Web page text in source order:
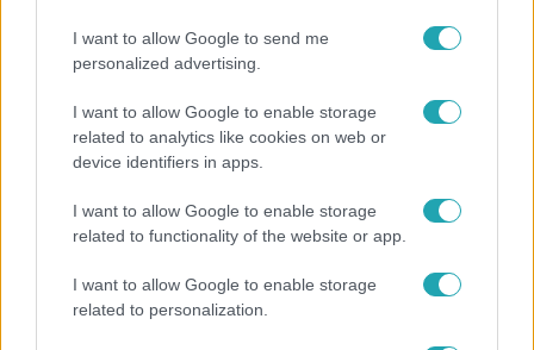
I want to allow Google to send me
personalized advertising.
I want to allow Google to enable storage
related to analytics like cookies on web or
device identifiers in apps.
I want to allow Google to enable storage
related to functionality of the website or app.
I want to allow Google to enable storage
related to personalization.
ahol egyetlen játszótér jelenti a nyári szünetet